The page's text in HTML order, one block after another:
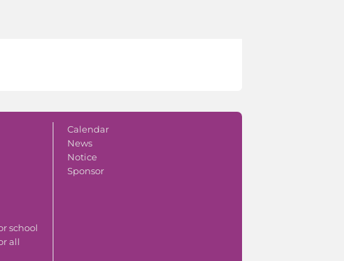
school
all
Calendar
News
Notice
Sponsor